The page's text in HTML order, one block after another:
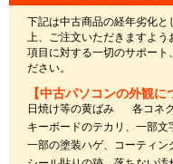
下記は中古商品の経年劣化
上、ご注文いただきますよう
項目に対する一切のサポート
ださい。
【中古パソコンの外観に
日焼け等の黄ばみ
各コネ
キーボードのテカリ、一部文
一部の塗装ハゲ、コーティン